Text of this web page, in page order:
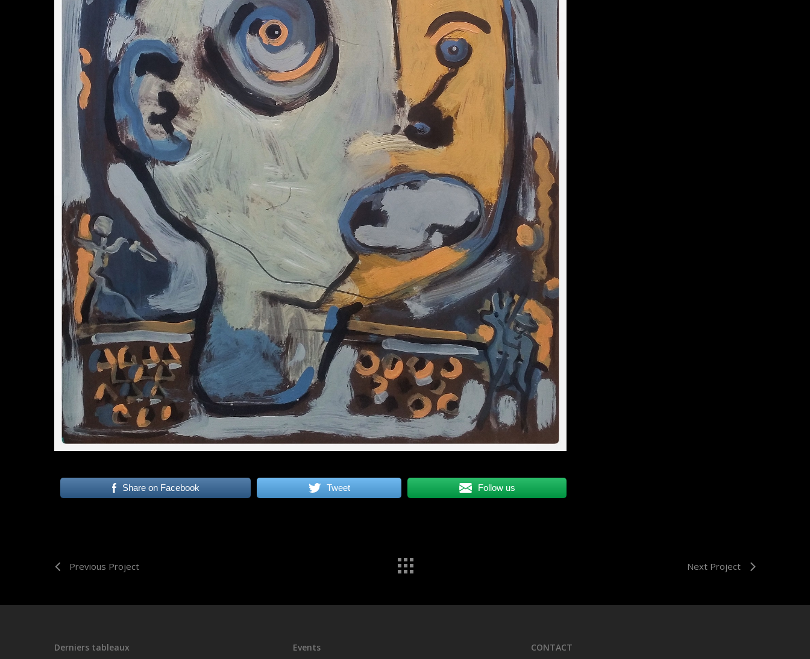
Share on Facebook Tweet Follow us
Previous Project Next Project
Derniers tableaux Events CONTACT